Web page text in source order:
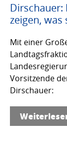
Dirschauer:
zeigen,
Mit einer
Vorsitzende
Dirschauer: